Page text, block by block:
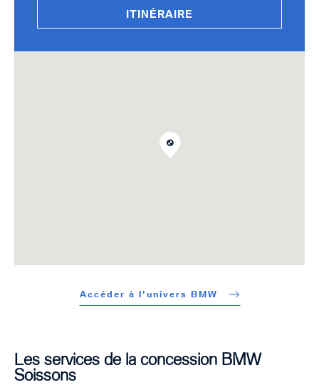
ITINÉRAIRE
Accéder à l'univers BMW
Les services de la concession BMW
Soissons